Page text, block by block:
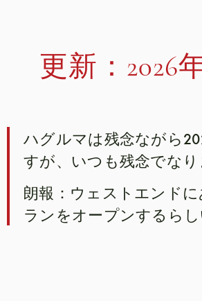
更新：2026
ハグルマは残念ながら
すが、いつも残念でな
朗報：ウェストエンド
ランをオープンするら